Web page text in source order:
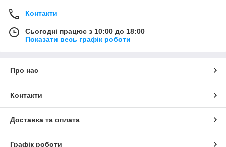
Контакти
Сьогодні працює з 10:00 до 18:00
Показати весь графік роботи
Про нас
Контакти
Доставка та оплата
Графік роботи